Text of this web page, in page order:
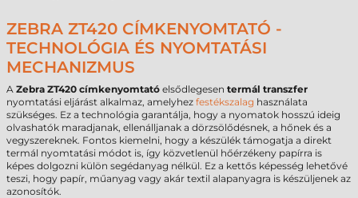
ZEBRA ZT420 CÍMKENYOMTATÓ -
TECHNOLÓGIA ÉS NYOMTATÁSI
MECHANIZMUS
A Zebra ZT420 címkenyomtató elsődlegesen termál transzfer
nyomtatási eljárást alkalmaz, amelyhez festékszalag használata
szükséges. Ez a technológia garantálja, hogy a nyomatok hosszú ideig
olvashatók maradjanak, ellenálljanak a dörzsölődésnek, a hőnek és a
vegyszereknek. Fontos kiemelni, hogy a készülék támogatja a direkt
termál nyomtatási módot is, így közvetlenül hőérzékeny papírra is
képes dolgozni külön segédanyag nélkül. Ez a kettős képesség lehetővé
teszi, hogy papír, műanyag vagy akár textil alapanyagra is készüljenek az
azonosítók.